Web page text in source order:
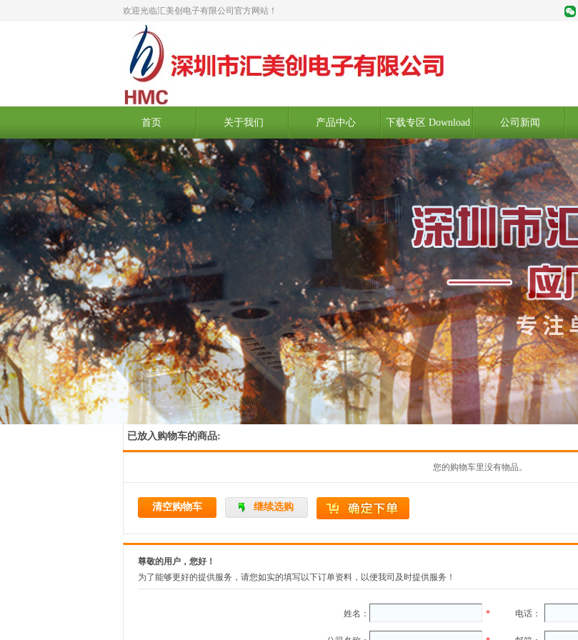
欢迎光临汇美创电子有限公司官方网站！
首页 关于我们 产品中心 下载专区 Download 公司新闻
热门关键词：
您的位置：网站首页 > 会员中心 > 我的购物车
我的购物车 会员订单管理 会员资料修改
已放入购物车的商品:
您的购物车里没有物品。
清空购物车 继续选购
尊敬的用户，您好！
为了能够更好的提供服务，请您如实的填写以下订单资料，以便我司及时提供服务！
姓名： * 电话：